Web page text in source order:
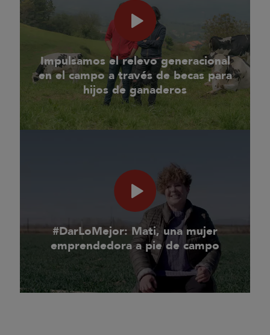
Impulsamos el relevo generacional
en el campo a través de becas para
hijos de ganaderos
#DarLoMejor: Mati, una mujer
emprendedora a pie de campo